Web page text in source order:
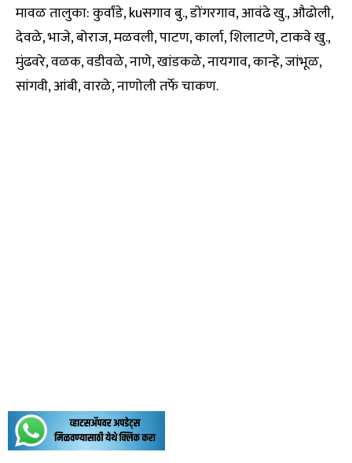
मावळ तालुका: कुर्वांडे, kuसगाव बु., डोंगरगाव, आवंढे खु., औढोली,
देवळे, भाजे, बोराज, मळवली, पाटण, कार्ला, शिलाटणे, टाकवे खु.,
मुंढवरे, वळक, वडीवळे, नाणे, खांडकळे, नायगाव, कान्हे, जांभूळ,
सांगवी, आंबी, वारळे, नाणोली तर्फे चाकण.